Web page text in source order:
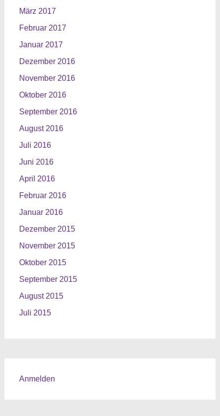
März 2017
Februar 2017
Januar 2017
Dezember 2016
November 2016
Oktober 2016
September 2016
August 2016
Juli 2016
Juni 2016
April 2016
Februar 2016
Januar 2016
Dezember 2015
November 2015
Oktober 2015
September 2015
August 2015
Juli 2015
Anmelden